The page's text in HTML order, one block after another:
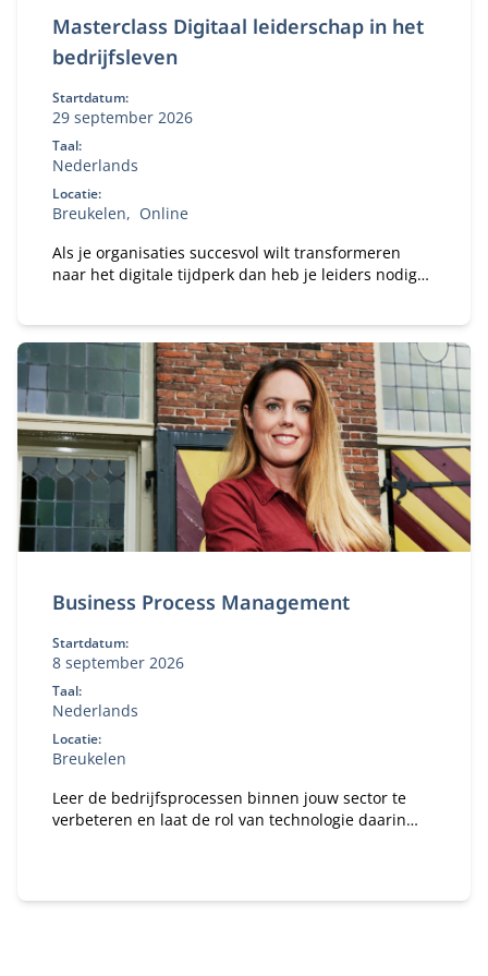
Masterclass Digitaal leiderschap in het
bedrijfsleven
Startdatum:
29 september 2026
Taal:
Nederlands
Locatie:
Breukelen
Online
Als je organisaties succesvol wilt transformeren
naar het digitale tijdperk dan heb je leiders nodig
Business Process Management
Startdatum:
8 september 2026
Taal:
Nederlands
Locatie:
Breukelen
Leer de bedrijfsprocessen binnen jouw sector te
verbeteren en laat de rol van technologie daarin